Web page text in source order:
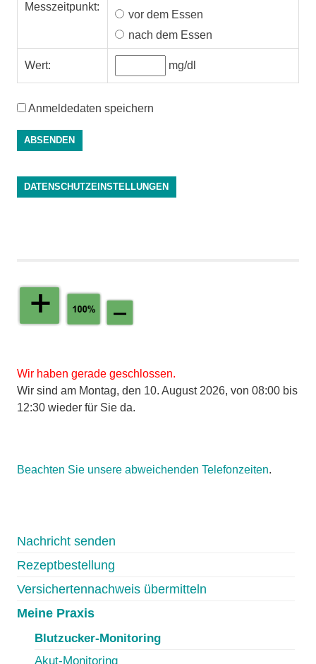
Messzeitpunkt:
vor dem Essen
nach dem Essen
Wert: mg/dl
Anmeldedaten speichern
Wir haben gerade geschlossen.
Wir sind am Montag, den 10. August 2026, von 08:00 bis
12:30 wieder für Sie da.
Beachten Sie unsere abweichenden Telefonzeiten.
Nachricht senden
Rezeptbestellung
Versichertennachweis übermitteln
Meine Praxis
Blutzucker-Monitoring
Akut-Monitoring